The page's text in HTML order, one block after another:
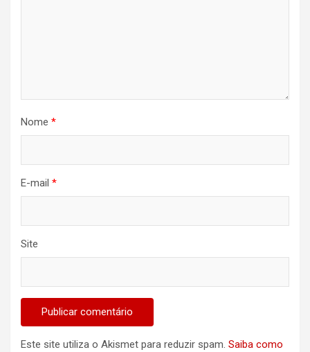
Nome *
E-mail *
Site
Este site utiliza o Akismet para reduzir spam. Saiba como